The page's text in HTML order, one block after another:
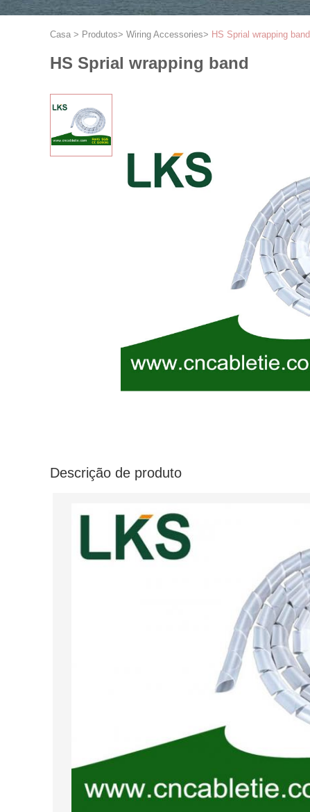
Casa > Produtos> Wiring Accessories> HS Sprial wrapping band
HS Sprial wrapping band
Descrição de produto